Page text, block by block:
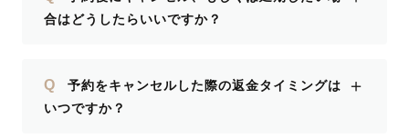
合はどうしたらいいですか？
Q
予約をキャンセルした際の返金タイミングは
いつですか？
＋